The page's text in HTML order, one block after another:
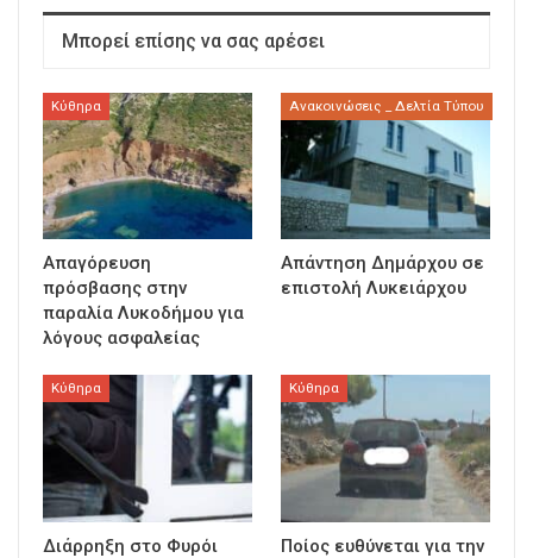
Μπορεί επίσης να σας αρέσει
Κύθηρα
Απαγόρευση
πρόσβασης στην
παραλία Λυκοδήμου για
λόγους ασφαλείας
Ανακοινώσεις _ Δελτία Τύπου
Απάντηση Δημάρχου σε
επιστολή Λυκειάρχου
Κύθηρα
Διάρρηξη στο Φυρόι
Κύθηρα
Ποίος ευθύνεται για την